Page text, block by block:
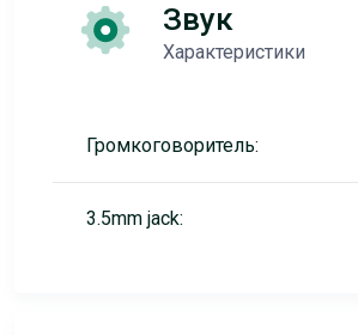
Звук
Характеристики
Громкоговоритель:
3.5mm jack: